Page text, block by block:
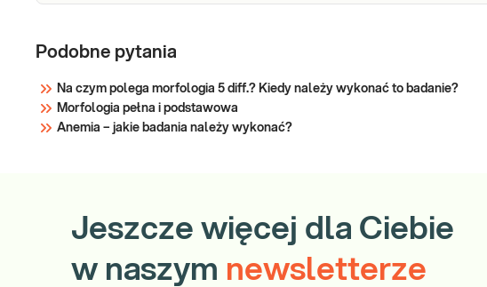
Podobne pytania
Na czym polega morfologia 5 diff.? Kiedy należy wykonać to badanie?
Morfologia pełna i podstawowa
Anemia – jakie badania należy wykonać?
Jeszcze więcej dla Ciebie
w naszym newsletterze